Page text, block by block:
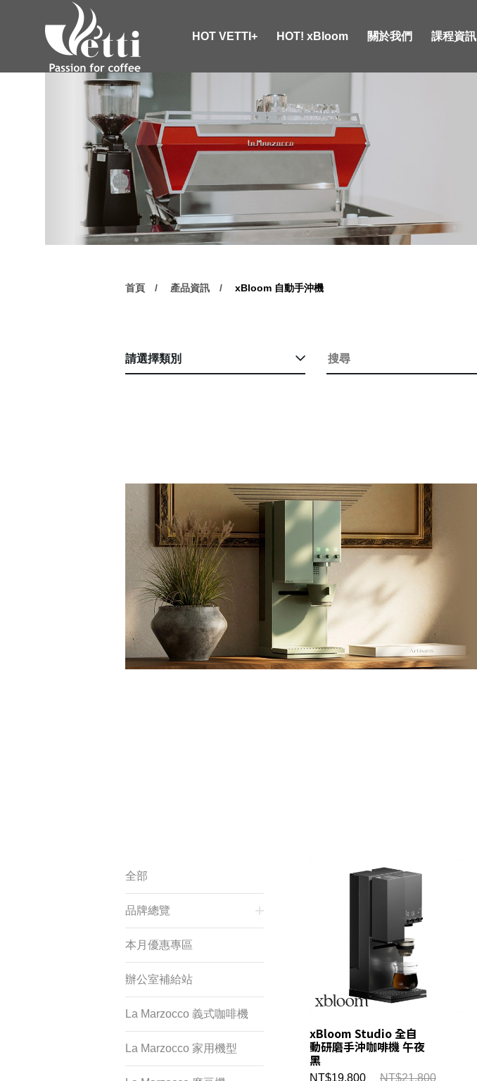
HOT VETTI+ HOT! xBloom 關於我們 課程資訊
首頁 產品資訊 xBloom 自動手沖機
請選擇類別
全部
品牌總覽
本月優惠專區
辦公室補給站
La Marzocco 義式咖啡機
La Marzocco 家用機型
xBloom Studio 全自
動研磨手沖咖啡機 午夜
黑
NT$19,800 NT$21,800